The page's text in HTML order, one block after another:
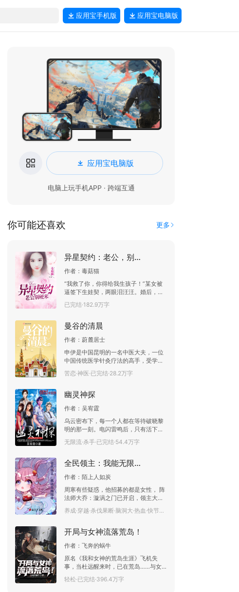
应用宝手机版 应用宝电脑版
应用宝电脑版
电脑上玩手机APP · 跨端互通
你可能还喜欢 更多
异星契约：老公，别硬来
作者： 毒菇猫
“我救了你，你得给我生孩子！”某女被
逼签下生娃契，两眼泪汪汪。婚后，某
男化身护妻狂魔，狗粮撒满星际。“爹
地，隔壁老王欺负妈咪！”某男：……
卧槽，我就抢了颗葱而已啊！！！“老
必须离婚！”某男神情自若：“可以！”某
女眼前一亮：真哒？当天晚上，某女憋
屈的咬被角：妈哒，出尔反尔的死外星
已完结·182.9万字
曼谷的清晨
作者： 蔚麓居士
申伊是中国昆明的一名中医大夫，一位
中国传统医学针灸疗法的高手，受学术
交流的派遣，她来到曼谷的一所华人医
院进行为期三个月的医学培训工作。接
二少爷索拉查 . 杜 ，中文名字叫“辰
业优秀，且精通中文，是申伊在泰国进
行交流的全权负责人。申伊淡雅的外
表、单纯随和的个性、高超精湛的医术
申伊已婚。三年后，索拉查也在父母的
道德在两人之间该如何角逐？
苦恋·神医·已完结·28.2万字
幽灵神探
作者： 吴宥霆
乌云密布下，每一个人都在等待破晓黎
明的那一刻。电闪雷鸣后，只有活下来
的人才有重见天日的条件。 ----------
-----------------------------------
《幽灵神探》官方书友群：233328610
无限流·杀手·已完结·54.4万字
全民领主：我能无限掠夺
作者： 陌上人如炭
周寒有些疑惑，他招募的都是女性， 阵
法师大乔：漩涡之门已开启，领主大人
请直接派兵偷家！ 军械师月英：魔晶导
弹已成功研发，请进行远距离打击！ 萃
育成功！ 还有狐女，狼女，豹女，龙
花， 周寒感叹一声，我的领民真是太能
干了！
养成·穿越·杀伐果断·脑洞大·热血·快节奏·日常文·异兽流·已完结·146.8万字
开局与女神流落荒岛！
作者： 飞奔的蜗牛
原名《我和女神的荒岛生涯》飞机失
事，当杜远醒来时，已在荒岛……与女
神开启了求生之旅……带你揭秘人性最
真实的一面。
轻松·已完结·396.4万字